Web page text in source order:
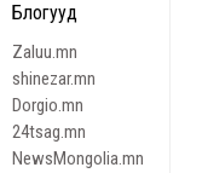
Блогууд
Zaluu.mn
shinezar.mn
Dorgio.mn
24tsag.mn
NewsMongolia.mn